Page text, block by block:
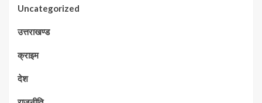
Uncategorized
उत्तराखण्ड
क्राइम
देश